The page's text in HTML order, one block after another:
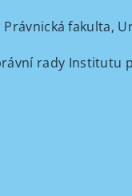
fakulta,
rady Institutu